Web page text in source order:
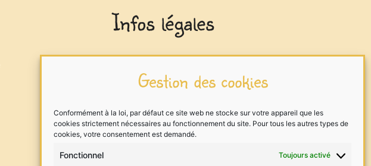
Gestion des cookies
Conformément à la loi, par défaut ce site web ne stocke sur votre appareil que les
cookies strictement nécessaires au fonctionnement du site. Pour tous les autres types de
cookies, votre consentement est demandé.
Fonctionnel Toujours activé
Infos légales
Traitement des données
Me contacter